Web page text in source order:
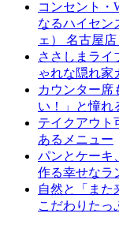
コンセント・
なるハイセン
ェ） 名古屋店
ささしまライ
ゃれな隠れ家
カウンター
い！」と憧れ
テイクアウト
あるメニュー
パンとケーキ
作る幸せなラ
自然と「また
こだわりたっ